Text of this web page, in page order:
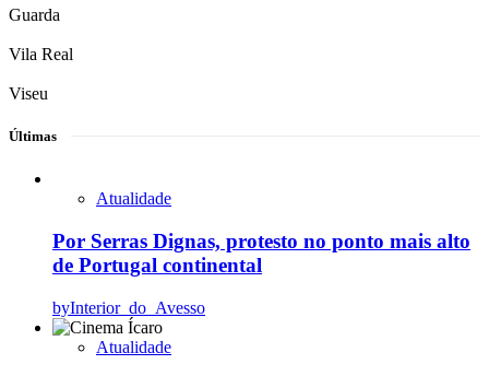
Guarda
Vila Real
Viseu
Últimas
Atualidade
Por Serras Dignas, protesto no ponto mais alto
de Portugal continental
byInterior_do_Avesso
Atualidade